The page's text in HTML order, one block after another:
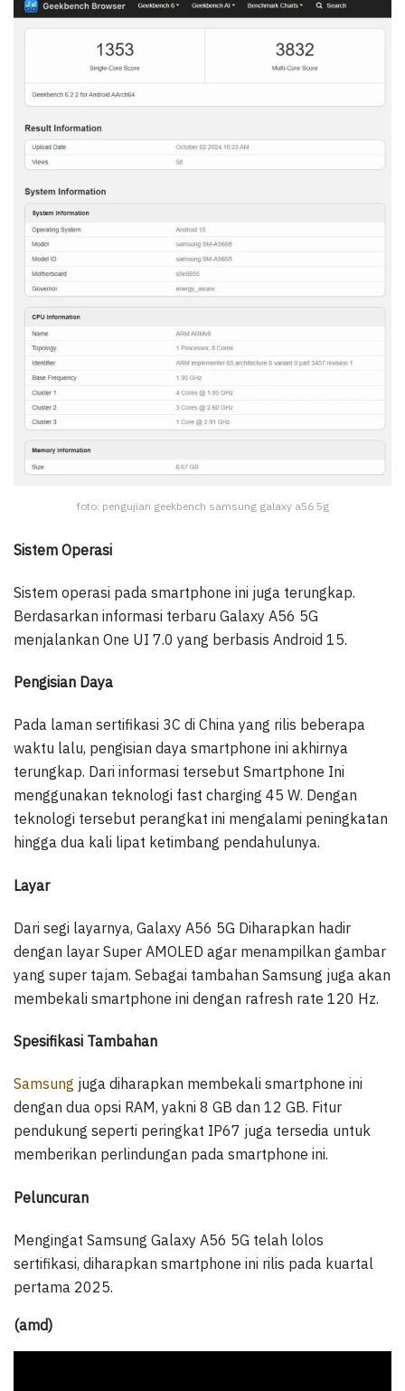
foto: pengujian geekbench samsung galaxy a56 5g
Sistem Operasi
Sistem operasi pada smartphone ini juga terungkap.
Berdasarkan informasi terbaru Galaxy A56 5G
menjalankan One UI 7.0 yang berbasis Android 15.
Pengisian Daya
Pada laman sertifikasi 3C di China yang rilis beberapa
waktu lalu, pengisian daya smartphone ini akhirnya
terungkap. Dari informasi tersebut Smartphone Ini
menggunakan teknologi fast charging 45 W. Dengan
teknologi tersebut perangkat ini mengalami peningkatan
hingga dua kali lipat ketimbang pendahulunya.
Layar
Dari segi layarnya, Galaxy A56 5G Diharapkan hadir
dengan layar Super AMOLED agar menampilkan gambar
yang super tajam. Sebagai tambahan Samsung juga akan
membekali smartphone ini dengan rafresh rate 120 Hz.
Spesifikasi Tambahan
Samsung juga diharapkan membekali smartphone ini
dengan dua opsi RAM, yakni 8 GB dan 12 GB. Fitur
pendukung seperti peringkat IP67 juga tersedia untuk
memberikan perlindungan pada smartphone ini.
Peluncuran
Mengingat Samsung Galaxy A56 5G telah lolos
sertifikasi, diharapkan smartphone ini rilis pada kuartal
pertama 2025.
(amd)